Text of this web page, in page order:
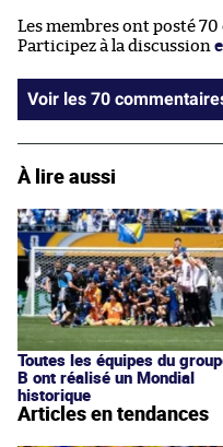
Les membres ont posté
Participez à la discussion
Voir les 70
À lire aussi
Toutes les équipes du
B ont réalisé un Mondial
historique
Articles en tendances